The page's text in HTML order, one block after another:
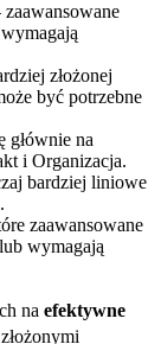
zaawansowane
złożonej
być potrzebne
głównie na
i Organizacja.
bardziej liniowe
zaawansowane
wymagają
na efektywne